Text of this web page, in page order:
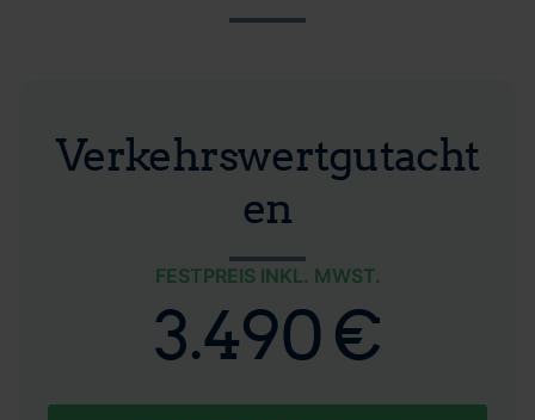
Verkehrswertgutacht
en
FESTPREIS INKL. MWST.
3.490 €